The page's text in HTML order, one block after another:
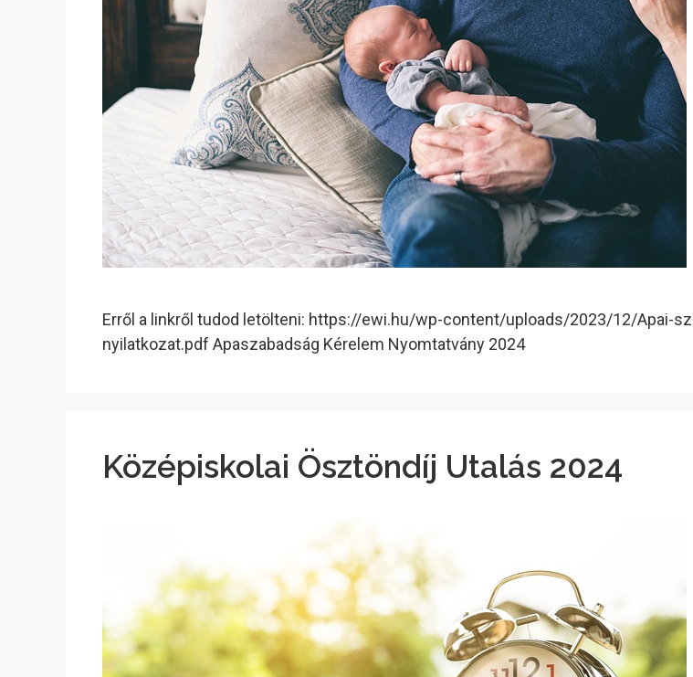
Erről a linkről tudod letölteni: https://ewi.hu/wp-content/uploads/2023/12/Apai-
nyilatkozat.pdf Apaszabadság Kérelem Nyomtatvány 2024
Középiskolai Ösztöndíj Utalás 2024